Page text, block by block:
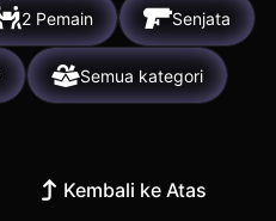
2 Pemain Senjata
Semua kategori
Kembali ke Atas